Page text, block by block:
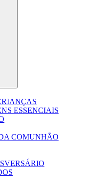
ESSENCIAIS
COMUNHÃO